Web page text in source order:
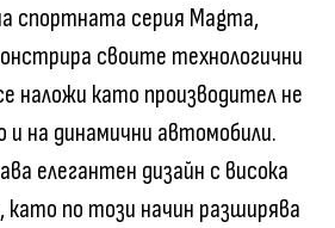
спортната серия Magma,
своите технологични
наложи като производител не
и на динамични автомобили.
елегантен дизайн с висока
по този начин разширява